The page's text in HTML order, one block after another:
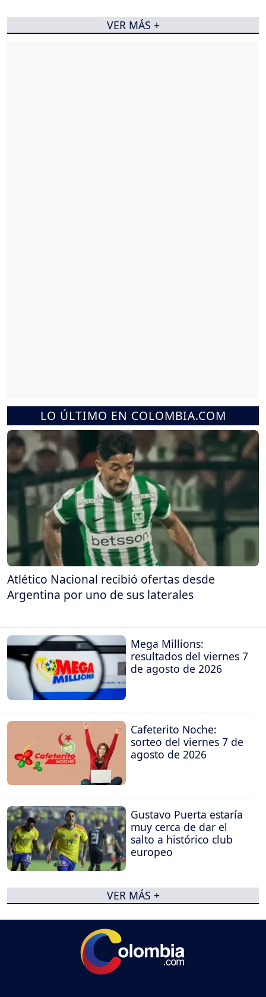
LO ÚLTIMO EN COLOMBIA.COM
Atlético Nacional recibió ofertas desde
Argentina por uno de sus laterales
Mega Millions:
resultados del viernes 7
de agosto de 2026
Cafeterito Noche:
sorteo del viernes 7 de
agosto de 2026
Gustavo Puerta estaría
muy cerca de dar el
salto a histórico club
europeo
VER MÁS +
VER MÁS +